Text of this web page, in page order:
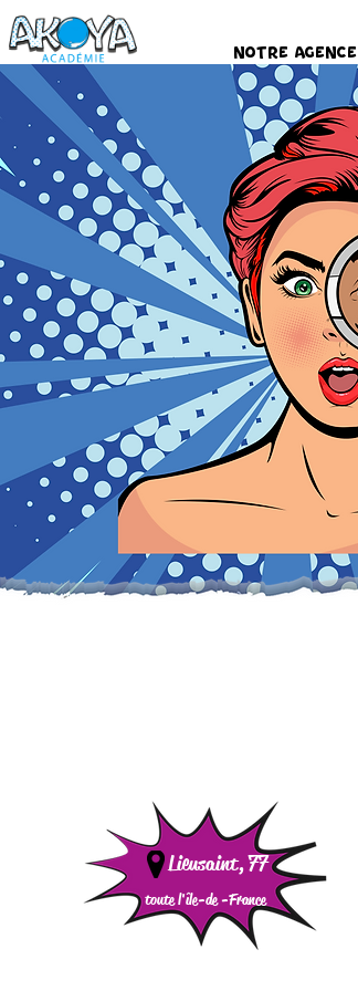
Notre Agence
Lieusaint, 77
toute l'île-de -France